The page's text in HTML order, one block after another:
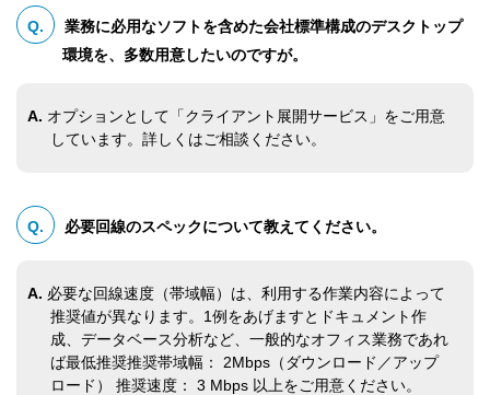
Q.
業務に必用なソフトを含めた会社標準構成のデスクトップ
環境を、多数用意したいのですが。
A. オプションとして「クライアント展開サービス」をご用意
しています。詳しくはご相談ください。
Q. 必要回線のスペックについて教えてください。
A. 必要な回線速度（帯域幅）は、利用する作業内容によって
推奨値が異なります。1例をあげますとドキュメント作
成、データベース分析など、一般的なオフィス業務であれ
ば最低推奨推奨帯域幅： 2Mbps（ダウンロード／アップ
ロード） 推奨速度： 3 Mbps 以上をご用意ください。